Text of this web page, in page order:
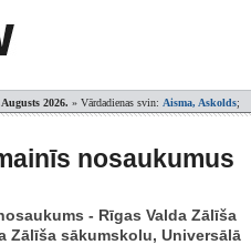
2026. » Vārdadienas svin: Aisma, Askolds;
nosaukumus
- Rīgas Valda Zālīša
Zālīša sākumskolu, Universālā